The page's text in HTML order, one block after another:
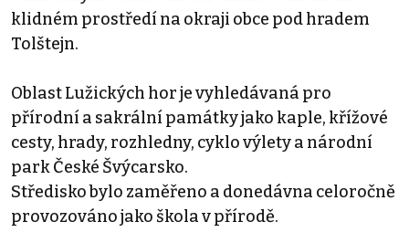
klidném prostředí na okraji obce pod hradem
Tolštejn.
Oblast Lužických hor je vyhledávaná pro
přírodní a sakrální památky jako kaple, křížové
cesty, hrady, rozhledny, cyklo výlety a národní
park České Švýcarsko.
Středisko bylo zaměřeno a donedávna celoročně
provozováno jako škola v přírodě.